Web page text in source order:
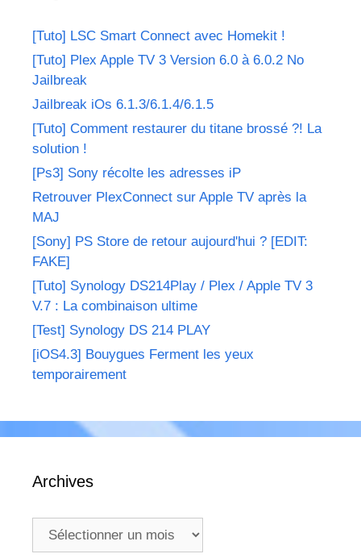
[Tuto] LSC Smart Connect avec Homekit !
[Tuto] Plex Apple TV 3 Version 6.0 à 6.0.2 No
Jailbreak
Jailbreak iOs 6.1.3/6.1.4/6.1.5
[Tuto] Comment restaurer du titane brossé ?! La
solution !
[Ps3] Sony récolte les adresses iP
Retrouver PlexConnect sur Apple TV après la
MAJ
[Sony] PS Store de retour aujourd'hui ? [EDIT:
FAKE]
[Tuto] Synology DS214Play / Plex / Apple TV 3
V.7 : La combinaison ultime
[Test] Synology DS 214 PLAY
[iOS4.3] Bouygues Ferment les yeux
temporairement
Archives
Archives